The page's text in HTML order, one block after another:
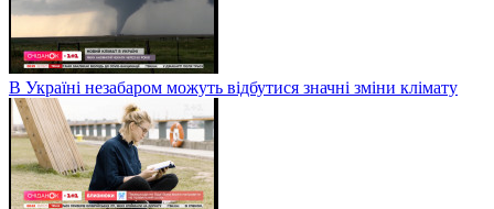
В Україні незабаром можуть відбутися значні зміни клімату